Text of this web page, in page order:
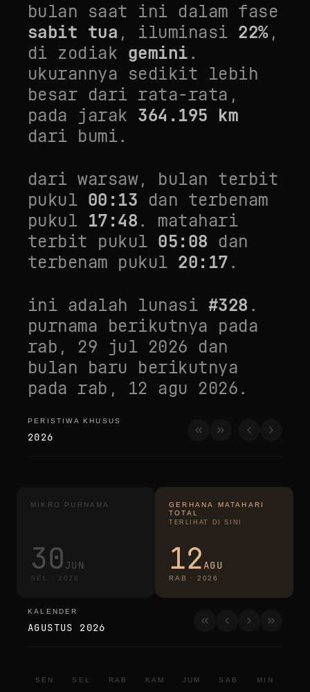
bulan saat ini dalam fase
sabit tua , iluminasi 22%,
di zodiak gemini.
ukurannya sedikit lebih
besar dari rata-rata ,
pada jarak 364.195 km
dari bumi.
dariwarsaw, bulan terbit
pukul 00:13 dan terbenam
pukul 17:48. matahari
terbit pukul 05:08 dan
terbenam pukul 20:17.
ini adalah lunasi #328 .
purnama berikutnya pada
rab, 29 jul 2026 dan
bulan baru berikutnya
padarab, 12 agu 2026.
peristiwa khusus
PERISTIWA KHUSUS
2026
MIKRO PURNAMA
30 JUN
SEL · 2026
GERHANA MATAHARI
TOTAL
TERLIHAT DI SINI
12AGU
RAB · 2026
kalender
KALENDER
AGUSTUS 2026
SEN SEL RAB KAM JUM SAB MIN